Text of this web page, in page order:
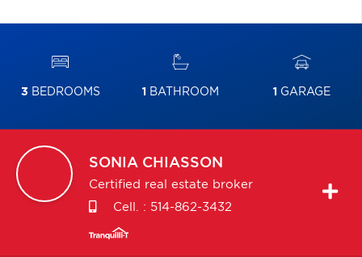
3 BEDROOMS 1 BATHROOM 1 GARAGE
SONIA CHIASSON
Certified real estate broker
Cell. : 514-862-3432